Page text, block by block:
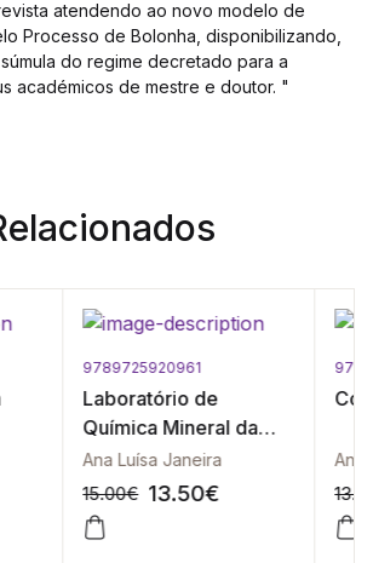
atendendo ao novo modelo de
Processo de Bolonha, disponibilizando,
do regime decretado para a
académicos de mestre e doutor. "
da
de
1994)
9789725921654
Comunicar em Ciência
Ana Carla Madeira | Maria Manuel Abreu
13.00€ 11.70